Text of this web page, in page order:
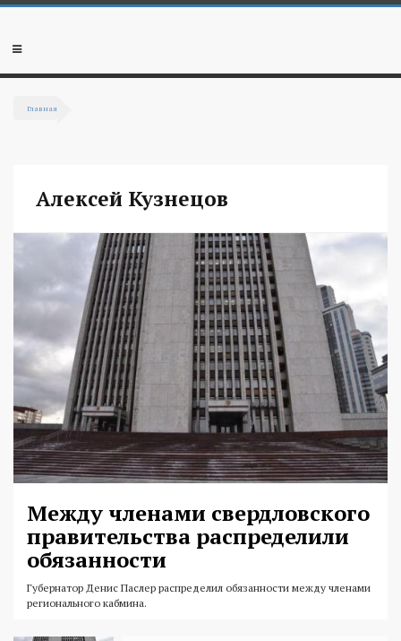
Перейти к основному содержанию
Мобильное
Главная
Алексей Кузнецов
Между членами свердловского
правительства распределили
обязанности
Губернатор Денис Паслер распределил обязанности между членами
регионального кабмина.